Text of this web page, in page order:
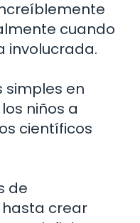
cuando
involucrada.
simples en
niños a
científicos
de
crear